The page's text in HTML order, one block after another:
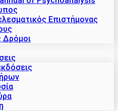
Επιστήμονας
Δρόμοι